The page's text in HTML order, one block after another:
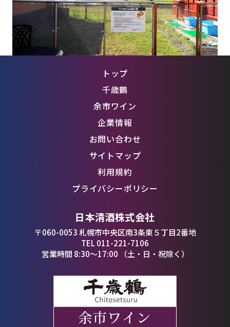
す）
余市ワイナリーを訪れたとある女子2人の1日
トップ
千歳鶴
余市ワイン
企業情報
お問い合わせ
サイトマップ
利用規約
プライバシーポリシー
日本清酒株式会社
〒060-0053 札幌市中央区南3条東５丁目2番地
TEL 011-221-7106
営業時間 8:30〜17:00 （土・日・祝除く）